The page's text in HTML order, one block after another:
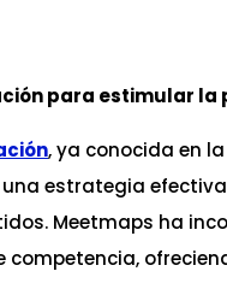
para estimular
, ya conocida en
estrategia
Meetmaps ha
competencia,